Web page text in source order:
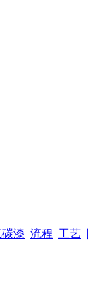
漆 流程 工艺